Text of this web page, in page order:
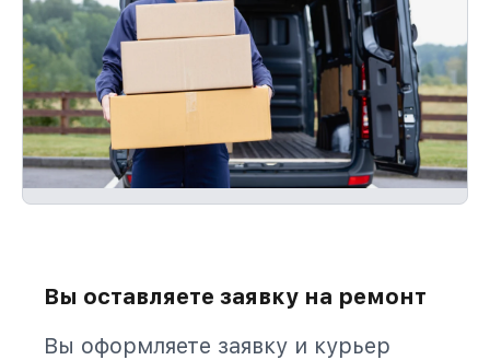
Вы оставляете заявку на ремонт
Вы оформляете заявку и курьер